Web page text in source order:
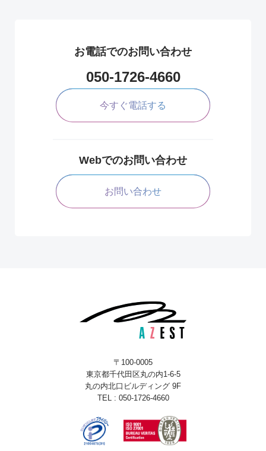
お電話でのお問い合わせ
050-1726-4660
今すぐ電話する
Webでのお問い合わせ
お問い合わせ
〒100-0005
東京都千代田区丸の内1-6-5
丸の内北口ビルディング 9F
TEL : 050-1726-4660